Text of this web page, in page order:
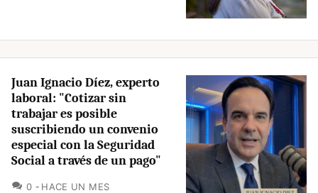
Juan Ignacio Díez, experto
laboral: "Cotizar sin
trabajar es posible
suscribiendo un convenio
especial con la Seguridad
Social a través de un pago"
0 COMENTARIOS
HACE UN MES